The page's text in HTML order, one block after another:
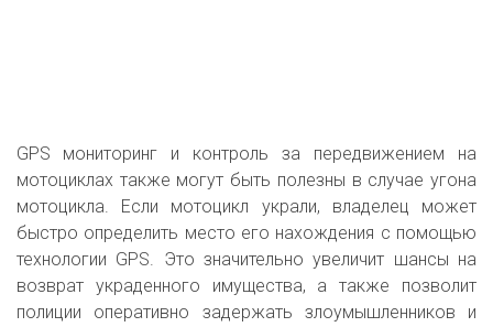
GPS мониторинг и контроль за передвижением на
мотоциклах также могут быть полезны в случае угона
мотоцикла. Если мотоцикл украли, владелец может
быстро определить место его нахождения с помощью
технологии GPS. Это значительно увеличит шансы на
возврат украденного имущества, а также позволит
полиции оперативно задержать злоумышленников и